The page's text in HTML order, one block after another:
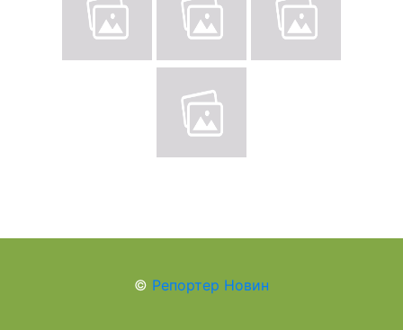
© Репортер Новин